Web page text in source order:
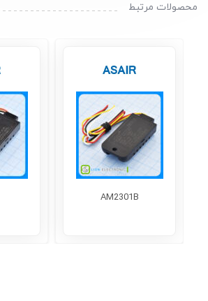
محصولات مرتبط
AM2301B